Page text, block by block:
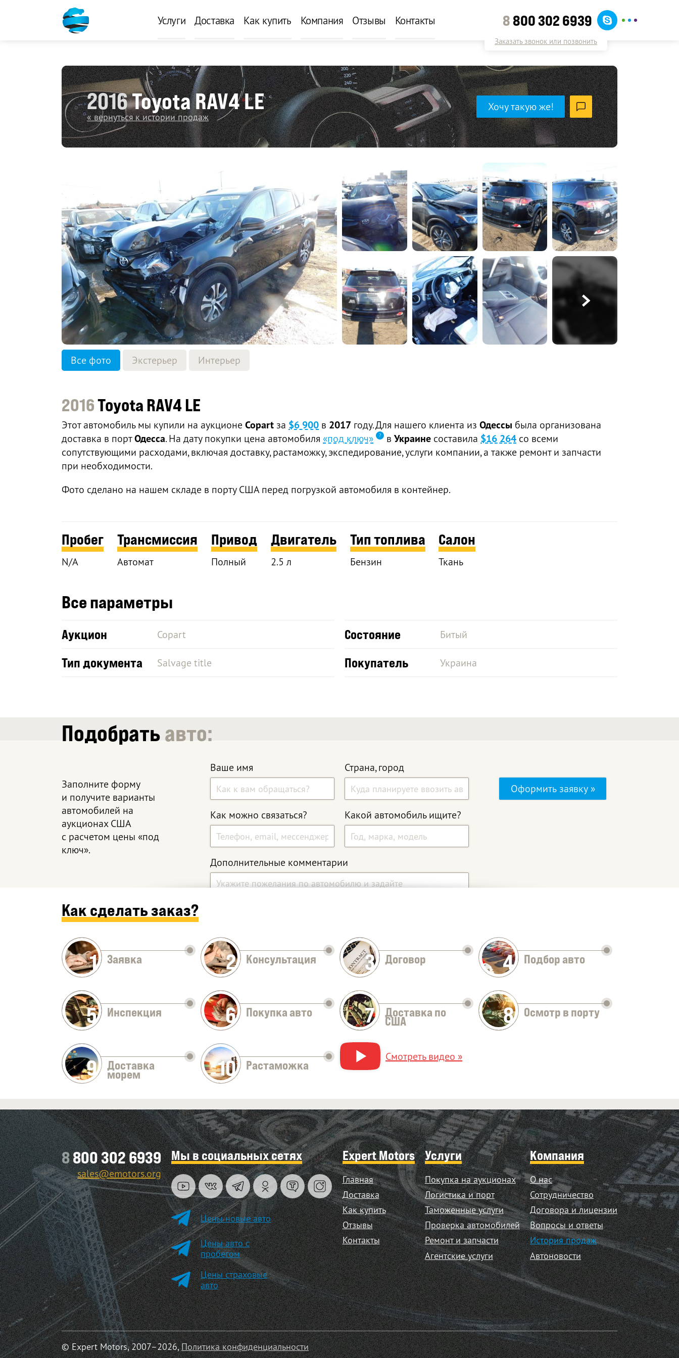
Услуги Доставка Как купить Компания Отзывы Контакты 8 800 302 6939
Заказать звонок или позвонить
2016Toyota RAV4 LE
« вернуться к истории продаж
Хочу такую же!
Все фото Экстерьер Интерьер
2016Toyota RAV4 LE
Этот автомобиль мы купили на аукционе Copart за $6 900 в 2017 году. Для нашего клиента из Одессы была организована
доставка в портОдесса. На дату покупки цена автомобиля «под ключ» в Украине составила $16 264 со всеми
сопутствующими расходами, включая доставку, растаможку, экспедирование, услуги компании, а также ремонт и запчасти
при необходимости.
Фото сделано на нашем складе в порту США перед погрузкой автомобиля в контейнер.
Пробег
N/A
Трансмиссия
Автомат
Привод
Полный
Двигатель
2.5 л
Тип топлива
Бензин
Салон
Ткань
Все параметры
Аукцион Copart Состояние Битый
Тип документа Salvage title Покупатель Украина
Подобратьавто:
Заполните форму
и получите варианты
автомобилей на
аукционах США
с расчетом цены «под
ключ».
Ваше имя Страна, город
Как можно связаться? Какой автомобиль ищите?
Дополнительные комментарии
Оставить заявку
Оформить заявку »
Как сделать заказ?
1 Заявка 2 Консультация 3 Договор 4 Подбор авто
5 Инспекция 6 Покупка авто 7 Доставка по
США 8 Осмотр в порту
9 Доставка
морем 10 Растаможка
Смотреть видео »
8800 302 6939
sales@emotors.org
Мы в социальных сетях
Цены новые авто
Цены авто с
пробегом
Цены страховые
авто
Expert Motors
Главная
Доставка
Как купить
Отзывы
Контакты
Услуги
Покупка на аукционах
Логистика и порт
Таможенные услуги
Проверка автомобилей
Ремонт и запчасти
Агентские услуги
Компания
О нас
Сотрудничество
Договора и лицензии
Вопросы и ответы
История продаж
Автоновости
© Expert Motors, 2007–2026,Политика конфиденциальности